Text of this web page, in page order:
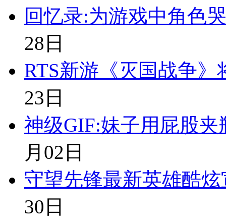
回忆录:为游戏中角色
28日
RTS新游《灭国战争
23日
神级GIF:妹子用屁股
月02日
守望先锋最新英雄酷
30日